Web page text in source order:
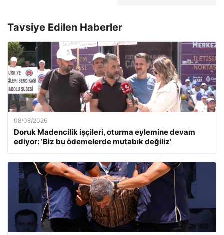
Tavsiye Edilen Haberler
08/08/2026
Doruk Madencilik işçileri, oturma eylemine devam
ediyor: ‘Biz bu ödemelerde mutabık değiliz’